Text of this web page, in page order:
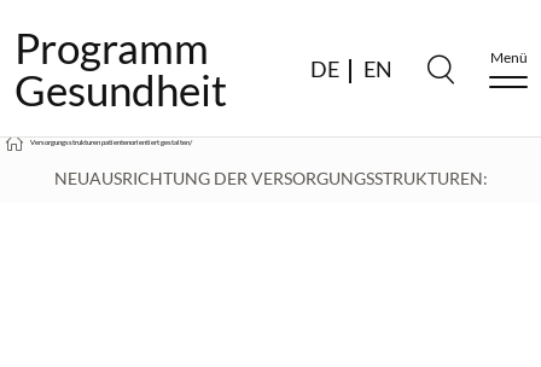
Programm
Gesundheit
DE EN Menü
Versorgungsstrukturen patientenorientiert gestalten/
NEUAUSRICHTUNG DER VERSORGUNGSSTRUKTUREN: